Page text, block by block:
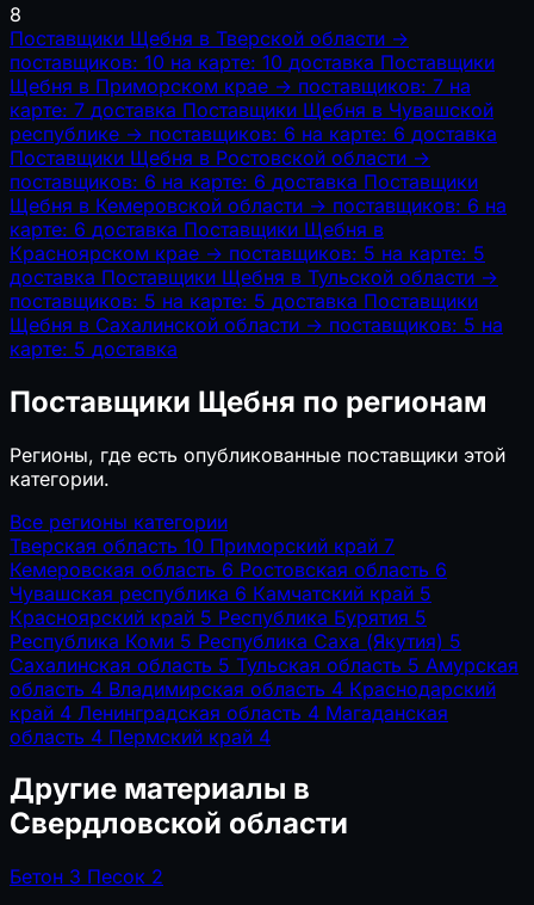
8
Поставщики Щебня в Тверской области →
поставщиков: 10 на карте: 10 доставка Поставщики
Щебня в Приморском крае → поставщиков: 7 на
карте: 7 доставка Поставщики Щебня в Чувашской
республике → поставщиков: 6 на карте: 6 доставка
Поставщики Щебня в Ростовской области →
поставщиков: 6 на карте: 6 доставка Поставщики
Щебня в Кемеровской области → поставщиков: 6 на
карте: 6 доставка Поставщики Щебня в
Красноярском крае → поставщиков: 5 на карте: 5
доставка Поставщики Щебня в Тульской области →
поставщиков: 5 на карте: 5 доставка Поставщики
Щебня в Сахалинской области → поставщиков: 5 на
карте: 5 доставка
Поставщики Щебня по регионам
Регионы, где есть опубликованные поставщики этой
категории.
Все регионы категории
Тверская область 10 Приморский край 7
Кемеровская область 6 Ростовская область 6
Чувашская республика 6 Камчатский край 5
Красноярский край 5 Республика Бурятия 5
Республика Коми 5 Республика Саха (Якутия) 5
Сахалинская область 5 Тульская область 5 Амурская
область 4 Владимирская область 4 Краснодарский
край 4 Ленинградская область 4 Магаданская
область 4 Пермский край 4
Другие материалы в
Свердловской области
Бетон 3 Песок 2